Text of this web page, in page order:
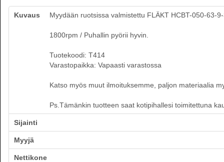
Kuvaus Myydään ruotsissa valmistettu FLÄKT HCBT-050-63-
1800rpm / Puhallin pyörii hyvin.
Tuotekoodi: T414
Varastopaikka: Vapaasti varastossa
Katso myös muut ilmoituksemme, paljon materiaalia
Ps.Tämänkin tuotteen saat kotipihallesi toimitettuna
Sijainti
Myyjä
Nettikone